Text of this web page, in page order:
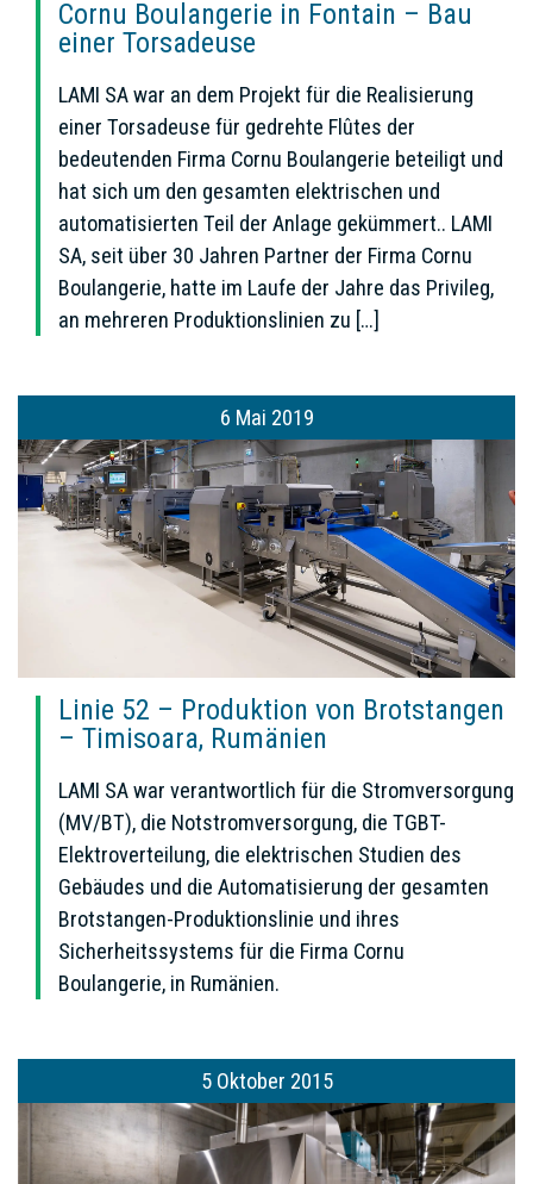
Cornu Boulangerie in Fontain – Bau
einer Torsadeuse
LAMI SA war an dem Projekt für die Realisierung
einer Torsadeuse für gedrehte Flûtes der
bedeutenden Firma Cornu Boulangerie beteiligt und
hat sich um den gesamten elektrischen und
automatisierten Teil der Anlage gekümmert.. LAMI
SA, seit über 30 Jahren Partner der Firma Cornu
Boulangerie, hatte im Laufe der Jahre das Privileg,
an mehreren Produktionslinien zu […]
6 Mai 2019
Linie 52 – Produktion von Brotstangen
– Timisoara, Rumänien
LAMI SA war verantwortlich für die Stromversorgung
(MV/BT), die Notstromversorgung, die TGBT-
Elektroverteilung, die elektrischen Studien des
Gebäudes und die Automatisierung der gesamten
Brotstangen-Produktionslinie und ihres
Sicherheitssystems für die Firma Cornu
Boulangerie, in Rumänien.
5 Oktober 2015